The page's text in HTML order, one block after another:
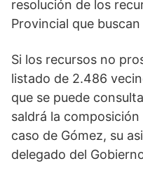
resolución de los
Provincial que
Si los recursos no
listado de 2.486
que se puede
saldrá la
caso de Gómez, su
delegado del